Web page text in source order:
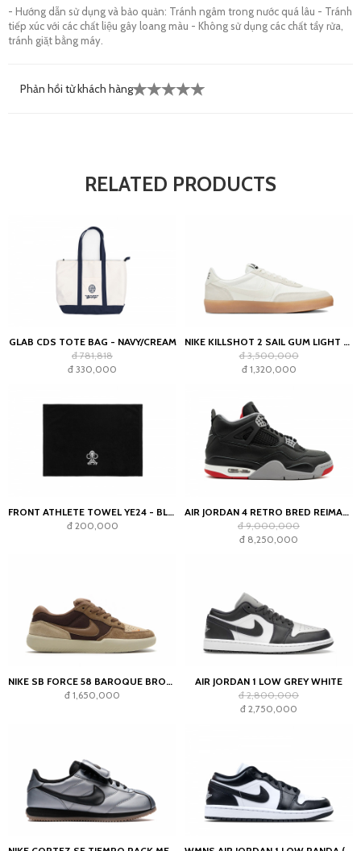
- Hướng dẫn sử dụng và bảo quản: Tránh ngâm trong nước quá lâu - Tránh
tiếp xúc với các chất liệu gây loang màu - Không sử dụng các chất tẩy rửa,
tránh giặt bằng máy.
Phản hồi từ khách hàng
RELATED PRODUCTS
GLAB CDS TOTE BAG - NAVY/CREAM
đ 781,818
đ 330,000
NIKE KILLSHOT 2 SAIL GUM LIGHT OREWOOD BROWN (WOMEN'S)
đ 3,500,000
đ 1,320,000
FRONT ATHLETE TOWEL YE24 - BLACK
đ 200,000
AIR JORDAN 4 RETRO BRED REIMAGINED
đ 9,000,000
đ 8,250,000
NIKE SB FORCE 58 BAROQUE BROWN PARACHUTE BEIGE DESERT KHAKI MOSSWOOD BROWN
đ 1,650,000
AIR JORDAN 1 LOW GREY WHITE
đ 2,800,000
đ 2,750,000